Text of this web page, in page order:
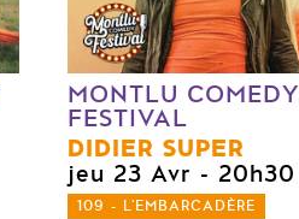
MONTLU COMEDY
FESTIVAL
DIDIER SUPER
jeu 23 Avr - 20h30
109 - L'EMBARCADÈRE